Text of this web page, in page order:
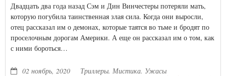
Двадцать два года назад Сэм и Дин Винчестеры потеряли мать,
которую погубила таинственная злая сила. Когда они выросли,
отец рассказал им о демонах, которые таятся во тьме и бродят по
проселочным дорогам Америки. А еще он рассказал им о том, как
с ними бороться…
02 ноябрь, 2020 Триллеры. Мистика. Ужасы